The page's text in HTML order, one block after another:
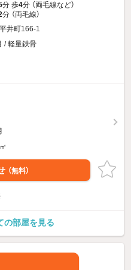
分 歩4分 （両毛線など）
分 （両毛線）
井町166-1
/ 軽量鉄骨
（無料）
の部屋を見る